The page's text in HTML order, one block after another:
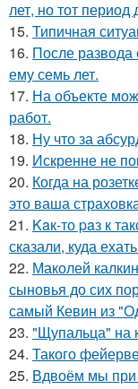
лет, но тот период
15. Типичная
16. После
ему семь лет.
17. На объекте
работ.
18. Ну что за
19. Искренне не
20. Когда на
это ваша
21. Kaк-то paз к
сказали, куда
22. Маколей
сыновья до сих
самый Кевин из
23. "Щупальца" на
24. Такого
25. Вдвоём мы